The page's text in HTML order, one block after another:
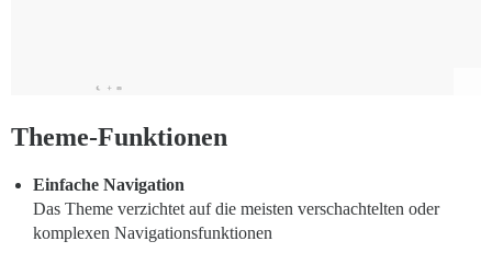
Theme-Funktionen
Einfache Navigation
Das Theme verzichtet auf die meisten verschachtelten oder
komplexen Navigationsfunktionen